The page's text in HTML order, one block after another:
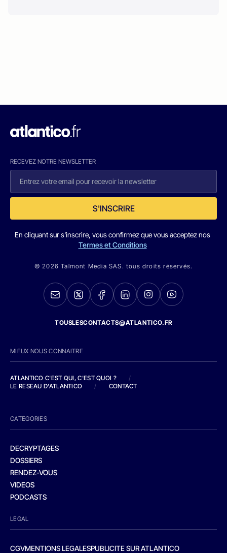
RECEVEZ NOTRE NEWSLETTER
S'INSCRIRE
En cliquant sur s'inscrire, vous confirmez que vous acceptez nos
Termes et Conditions
© 2026 Talmont Media SAS. tous droits réservés.
TOUSLESCONTACTS@ATLANTICO.FR
MIEUX NOUS CONNAITRE
ATLANTICO C'EST QUI, C'EST QUOI ?
/
LE RESEAU D'ATLANTICO
/ CONTACT
CATEGORIES
DECRYPTAGES
DOSSIERS
RENDEZ-VOUS
VIDEOS
PODCASTS
LEGAL
CGVMENTIONS LEGALESPUBLICITE SUR ATLANTICO